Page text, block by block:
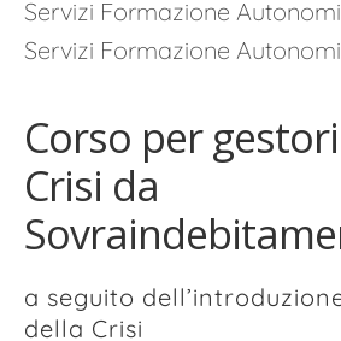
Servizi Formazione
Servizi Formazione
Corso per
Crisi da
a seguito
della Crisi